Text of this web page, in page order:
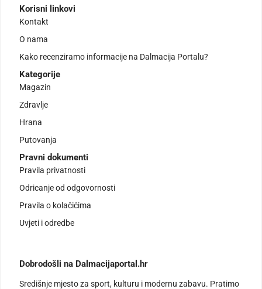
Korisni linkovi
Kontakt
O nama
Kako recenziramo informacije na Dalmacija Portalu?
Kategorije
Magazin
Zdravlje
Hrana
Putovanja
Pravni dokumenti
Pravila privatnosti
Odricanje od odgovornosti
Pravila o kolačićima
Uvjeti i odredbe
Dobrodošli na Dalmacijaportal.hr
Središnje mjesto za sport, kulturu i modernu zabavu. Pratimo